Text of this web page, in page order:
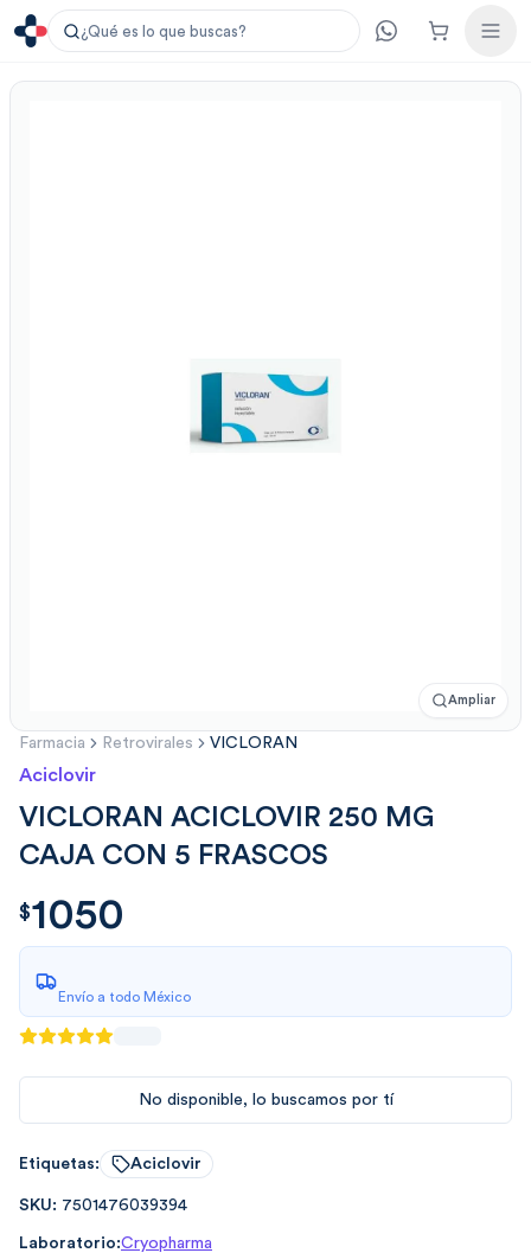
¿Qué es lo que buscas?
Ampliar
Farmacia Retrovirales VICLORAN
Aciclovir
VICLORAN ACICLOVIR 250 MG
CAJA CON 5 FRASCOS
$1050.00
$1050
Envío a todo México
No disponible, lo buscamos por tí
Etiquetas: Aciclovir
SKU: 7501476039394
Laboratorio:Cryopharma